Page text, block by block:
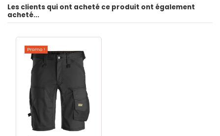
Les clients qui ont acheté ce produit ont également
acheté...
Promo !